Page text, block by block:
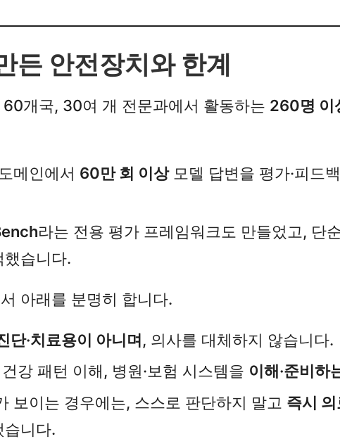
든 안전장치와 한계
개국, 30여 개 전문과에서 활동하는 260명 이
메인에서 60만 회 이상모델 답변을 평가·피드
라는 전용 평가 프레임워크도 만들었고, 단
했습니다.​
아래를 분명히 합니다.​
단·치료용이 아니며, 의사를 대체하지 않습니다.
강 패턴 이해, 병원·보험 시스템을 이해·준비하
보이는 경우에는, 스스로 판단하지 말고 즉시
습니다.​